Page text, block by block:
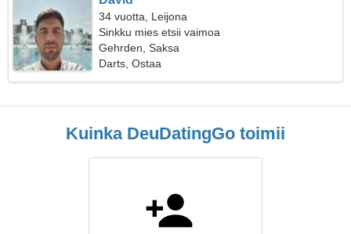
34 vuotta, Leijona
Sinkku mies etsii vaimoa
Gehrden, Saksa
Darts, Ostaa
Kuinka DeuDatingGo toimii